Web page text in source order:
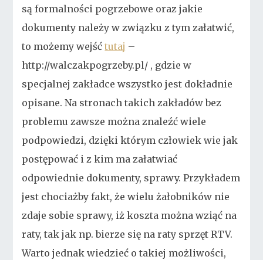
są formalności pogrzebowe oraz jakie
dokumenty należy w związku z tym załatwić,
to możemy wejśćtutaj –
http://walczakpogrzeby.pl/ , gdzie w
specjalnej zakładce wszystko jest dokładnie
opisane. Na stronach takich zakładów bez
problemu zawsze można znaleźć wiele
podpowiedzi, dzięki którym człowiek wie jak
postępować i z kim ma załatwiać
odpowiednie dokumenty, sprawy. Przykładem
jest chociażby fakt, że wielu żałobników nie
zdaje sobie sprawy, iż koszta można wziąć na
raty, tak jak np. bierze się na raty sprzęt RTV.
Warto jednak wiedzieć o takiej możliwości,